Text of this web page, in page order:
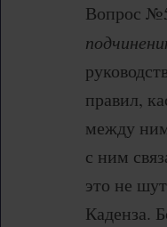
Вопрос
правил,
между
с ним
это не
Каденза.